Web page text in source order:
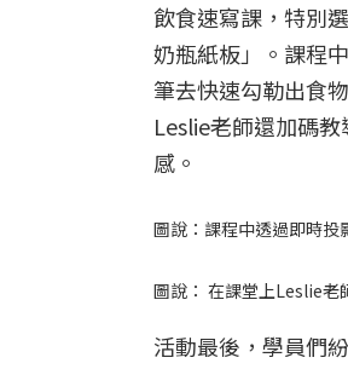
飲食速寫課，特別
奶瓶紙板」。課程
筆去快速勾勒出食
Leslie老師還加碼
感。
圖說：課程中透過即時投
圖說： 在課堂上Leslie老
活動最後，學員們